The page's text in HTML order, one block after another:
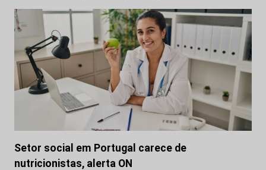
Setor social em Portugal carece de
nutricionistas, alerta ON